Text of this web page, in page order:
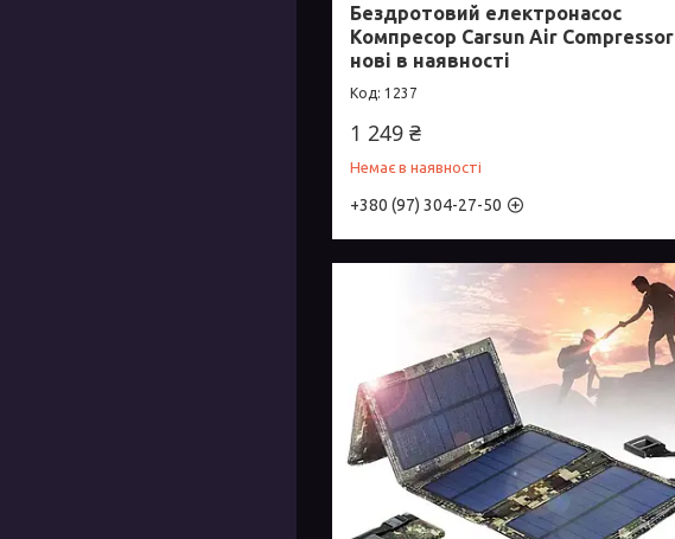
Бездротовий електронасос
Компресор Carsun Air Compressor
нові в наявності
1237
1 249 ₴
Немає в наявності
+380 (97) 304-27-50